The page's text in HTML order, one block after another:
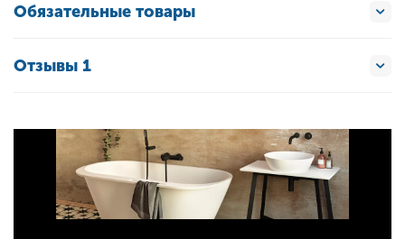
Обязательные товары
Отзывы 1